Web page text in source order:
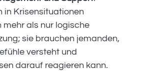
in Krisensituationen
mehr als nur logische
sie brauchen jemanden,
versteht und
darauf reagieren kann.